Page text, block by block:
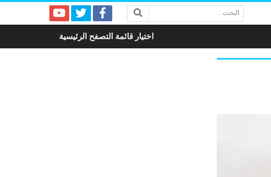
البحث:
اختيار قائمة التصفح الرئيسية